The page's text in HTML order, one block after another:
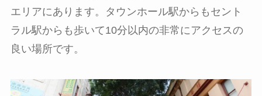
エリアにあります。タウンホール駅からもセント
ラル駅からも歩いて10分以内の非常にアクセスの
良い場所です。